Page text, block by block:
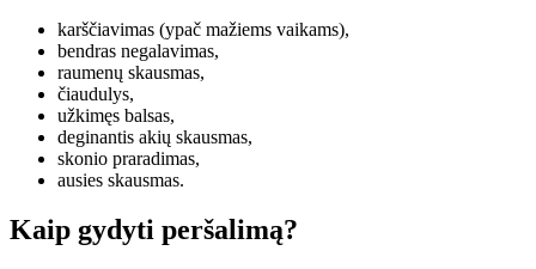
karščiavimas (ypač mažiems vaikams),
bendras negalavimas,
raumenų skausmas,
čiaudulys,
užkimęs balsas,
deginantis akių skausmas,
skonio praradimas,
ausies skausmas.
Kaip gydyti peršalimą?